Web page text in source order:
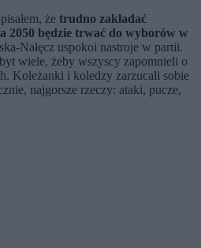
że trudno zakładać
2050 będzie trwać do wyborów w
Nałęcz uspokoi nastroje w partii.
wiele, żeby wszyscy zapomnieli o
Koleżanki i koledzy zarzucali sobie
najgorsze rzeczy: ataki, pucze,